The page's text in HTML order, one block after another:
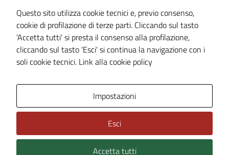
Cookie Policy
Note legali
Dichiarazione di accessibilità
Piano di miglioramento del sito
Technical Design s.r.l.
Questo sito utilizza cookie tecnici e, previo consenso,
cookie di profilazione di terze parti. Cliccando sul tasto
'Accetta tutti' si presta il consenso alla profilazione,
cliccando sul tasto 'Esci' si continua la navigazione con i
soli cookie tecnici. Link alla cookie policy
Impostazioni
Esci
Accetta tutti